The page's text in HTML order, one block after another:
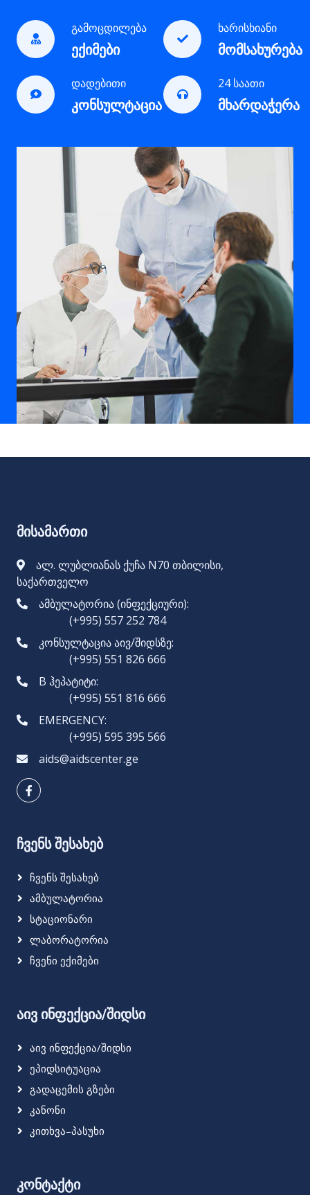
გამოცდილება
ექიმები
ხარისხიანი
მომსახურება
დადებითი
კონსულტაცია
24 საათი
მხარდაჭერა
მისამართი
ალ. ლუბლიანას ქუჩა N70 თბილისი,
საქართველო
ამბულატორია (ინფექციური):
(+995) 557 252 784
კონსულტაცია აივ/შიდსზე:
(+995) 551 826 666
B ჰეპატიტი:
(+995) 551 816 666
EMERGENCY:
(+995) 595 395 566
aids@aidscenter.ge
ჩვენს შესახებ
Ჩვენს Შესახებ
Ამბულატორია
Სტაციონარი
Ლაბორატორია
Ჩვენი Ექიმები
აივ ინფექცია/შიდსი
Აივ Ინფექცია/შიდსი
Ეპიდსიტუაცია
Გადაცემის Გზები
Კანონი
Კითხვა–Პასუხი
კონტაქტი